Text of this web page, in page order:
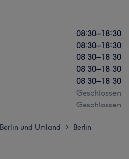
08:30–18:30
08:30–18:30
08:30–18:30
08:30–18:30
08:30–18:30
Geschlossen
Geschlossen
Berlin und Umland > Berlin